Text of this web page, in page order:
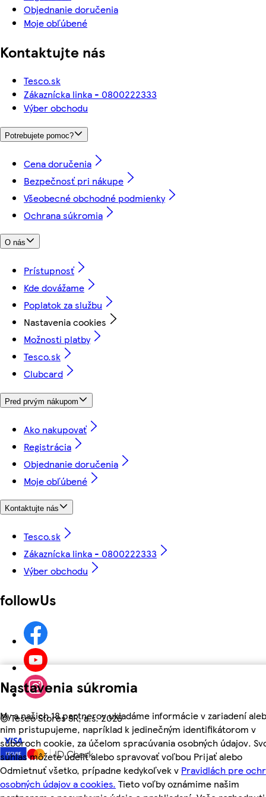
Nastavenia súkromia
My a našich 18 partnerov ukladáme informácie v zariadení
nim pristupujeme, napríklad k jedinečným identifikátorom v
súboroch cookie, za účelom spracúvania osobných údajov.
súhlas môžete udeliť alebo spravovať voľbou Prijať alebo
Odmietnuť všetko, prípadne kedykoľvek v Pravidlách pre
osobných údajov a cookies. Tieto voľby oznámime našim
Objednanie doručenia
Moje obľúbené
Kontaktujte nás
Tesco.sk
Zákaznícka linka - 0800222333
Výber obchodu
Potrebujete pomoc?
Cena doručenia
Bezpečnosť pri nákupe
Všeobecné obchodné podmienky
Ochrana súkromia
O nás
Prístupnosť
Kde dovážame
Poplatok za službu
Nastavenia cookies
Možnosti platby
Tesco.sk
Clubcard
Pred prvým nákupom
Ako nakupovať
Registrácia
Objednanie doručenia
Moje obľúbené
Kontaktujte nás
Tesco.sk
Zákaznícka linka - 0800222333
Výber obchodu
followUs
©Tesco Stores SR, a.s. 2026